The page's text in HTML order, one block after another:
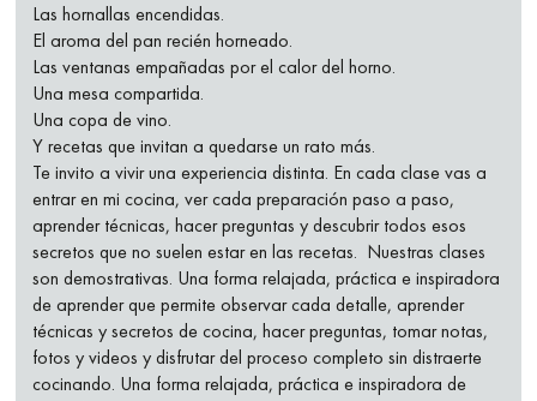
Las hornallas encendidas.
El aroma del pan recién horneado.
Las ventanas empañadas por el calor del horno.
Una mesa compartida.
Una copa de vino.
Y recetas que invitan a quedarse un rato más.
Te invito a vivir una experiencia distinta. En cada clase vas a
entrar en mi cocina, ver cada preparación paso a paso,
aprender técnicas, hacer preguntas y descubrir todos esos
secretos que no suelen estar en las recetas. Nuestras clases
son demostrativas. Una forma relajada, práctica e inspiradora
de aprender que permite observar cada detalle, aprender
técnicas y secretos de cocina, hacer preguntas, tomar notas,
fotos y videos y disfrutar del proceso completo sin distraerte
cocinando. Una forma relajada, práctica e inspiradora de